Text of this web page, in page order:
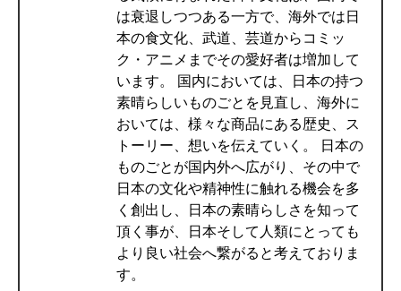
は衰退しつつある一方で、海外では日
本の食文化、武道、芸道からコミッ
ク・アニメまでその愛好者は増加して
います。 国内においては、日本の持つ
素晴らしいものごとを見直し、海外に
おいては、様々な商品にある歴史、ス
トーリー、想いを伝えていく。 日本の
ものごとが国内外へ広がり、その中で
日本の文化や精神性に触れる機会を多
く創出し、日本の素晴らしさを知って
頂く事が、日本そして人類にとっても
より良い社会へ繋がると考えておりま
す。